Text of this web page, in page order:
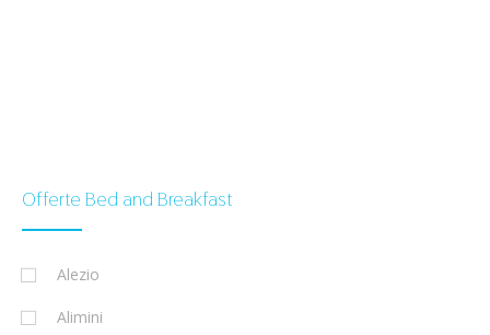
Offerte Bed and Breakfast
Alezio
Alimini